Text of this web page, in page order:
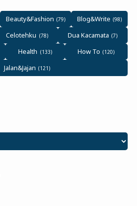
Beauty&Fashion
Blog&Write
Celotehku
Dua Kacamata
Health
How To
Jalan&Jajan